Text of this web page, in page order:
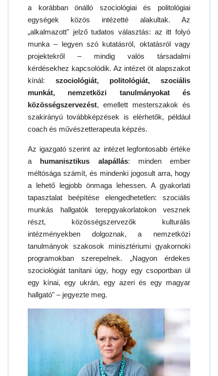
a korábban önálló szociológiai és politológiai
egységek közös intézetté alakultak. Az
„alkalmazott" jelző tudatos választás: az itt folyó
munka – legyen szó kutatásról, oktatásról vagy
projektekről – mindig valós társadalmi
kérdésekhez kapcsolódik. Az intézet öt alapszakot
kínál: szociológiát, politológiát, szociális
munkát, nemzetközi tanulmányokat és
közösségszervezést, emellett mesterszakok és
szakirányú továbbképzések is elérhetők, például
coach és művészetterapeuta képzés.
Az igazgató szerint az intézet legfontosabb értéke
a humanisztikus alapállás: minden ember
méltósága számít, és mindenki jogosult arra, hogy
a lehető legjobb önmaga lehessen. A gyakorlati
tapasztalat beépítése elengedhetetlen: szociális
munkás hallgatók terepgyakorlatokon vesznek
részt, közösségszervezők kulturális
intézményekben dolgoznak, a nemzetközi
tanulmányok szakosok minisztériumi gyakornoki
programokban szerepelnek. „Nagyon érdekes
szociológiát tanítani úgy, hogy egy csoportban ül
egy kínai, egy ukrán, egy azeri és egy magyar
hallgató" – jegyezte meg.